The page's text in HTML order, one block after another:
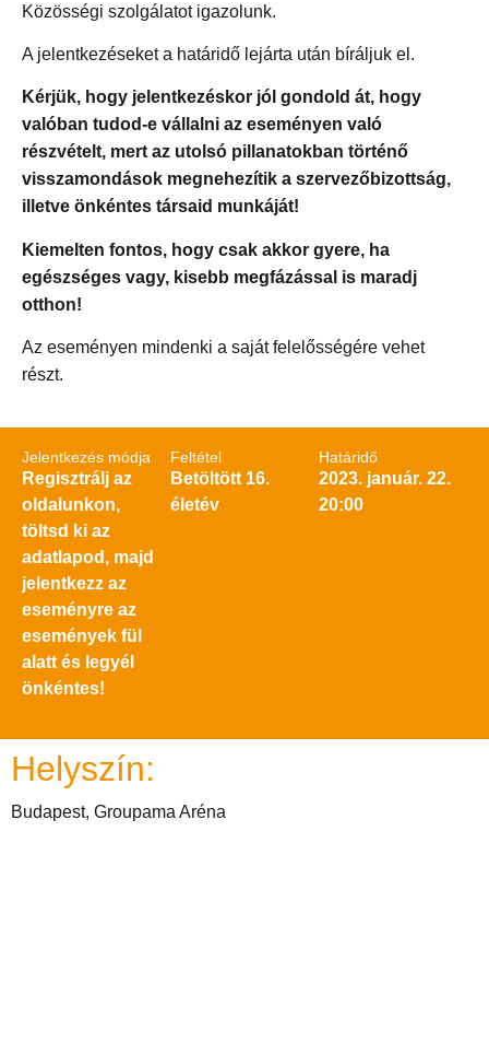
Közösségi szolgálatot igazolunk.
A jelentkezéseket a határidő lejárta után bíráljuk el.
Kérjük, hogy jelentkezéskor jól gondold át, hogy
valóban tudod-e vállalni az eseményen való
részvételt, mert az utolsó pillanatokban történő
visszamondások megnehezítik a szervezőbizottság,
illetve önkéntes társaid munkáját!
Kiemelten fontos, hogy csak akkor gyere, ha
egészséges vagy, kisebb megfázással is maradj
otthon!
Az eseményen mindenki a saját felelősségére vehet
részt.
Jelentkezés módja
Regisztrálj az
oldalunkon,
töltsd ki az
adatlapod, majd
jelentkezz az
eseményre az
események fül
alatt és legyél
önkéntes!
Feltétel
Betöltött 16.
életév
Határidő
2023. január. 22.
20:00
Helyszín:
Budapest, Groupama Aréna